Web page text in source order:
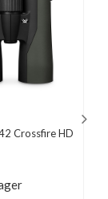
Crossfire HD